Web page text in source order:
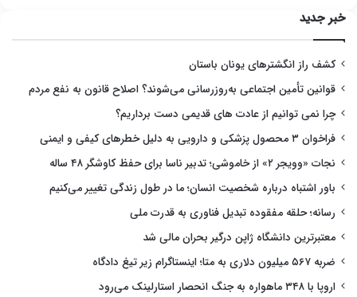
خبر جدید
کشف راز انگشترهای یونان باستان
قوانین تأمین اجتماعی به‌روزرسانی می‌شوند؟ اصلاح قانون به نفع مردم
چرا نمی توانیم از عادت های قدیمی دست برداریم؟
فراخوان ۳ محصول پزشکی و دارویی به دلیل خطرهای کیفی و ایمنی
نجات «وویجر ۲» از خاموشی؛ تدبیر ناسا برای حفظ کاوشگر ۴۸ ساله
باور اشتباه درباره شخصیت انسان؛ ما در طول زندگی تغییر می‌کنیم
رسانه؛ حلقه مفقوده تبدیل فناوری به قدرت ملی
معتبرترین دانشگاه ژاپن درگیر بحران مالی شد
ضربه ۵۶۷ میلیون دلاری به متا؛ اینستاگرام زیر تیغ دادگاه
اروپا با ۳۴۸ ماهواره به جنگ انحصار استارلینک می‌رود